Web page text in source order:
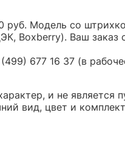
руб. Модель со
Boxberry). Ваш
677 16 37 (в
и не является
вид, цвет и